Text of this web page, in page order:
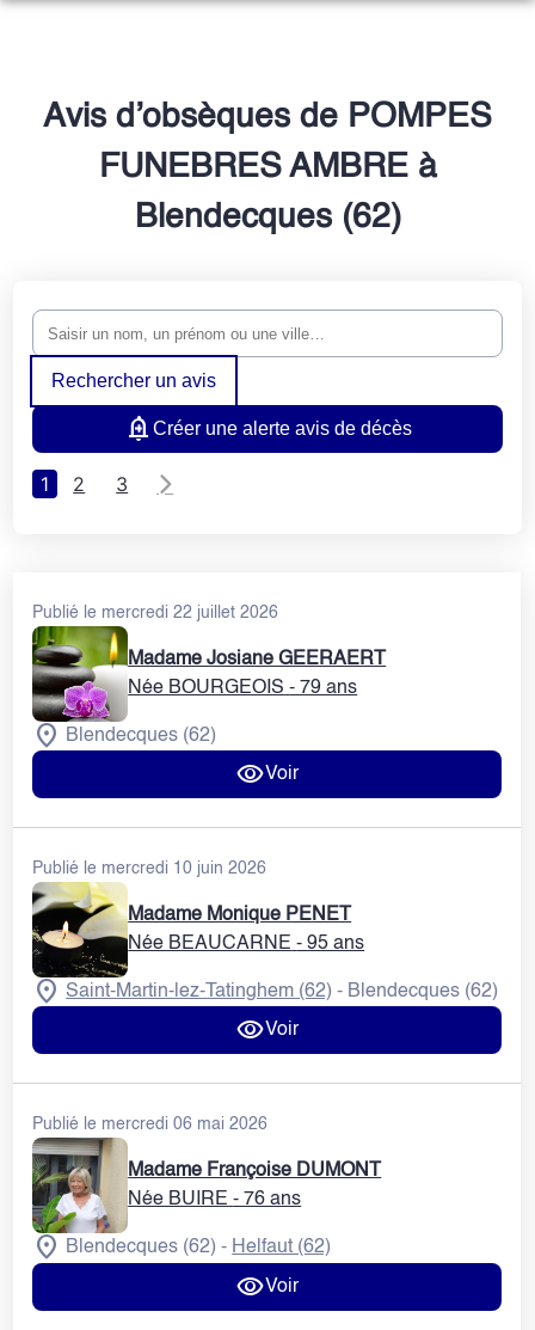
ORGANISER DES OBSÈQUES
PRÉVOIR SES OBSÈQUES
MONUMENTS FUNÉRAIRES
NOTRE CHAMBRE FUNERAIRE
ESPACES HOMMAGES
Avis d’obsèques de POMPES
FUNEBRES AMBRE à
Blendecques (62)
Rechercher un avis
Créer une alerte avis de décès
1 2 3
Publié le mercredi 22 juillet 2026
Madame Josiane GEERAERT
Née BOURGEOIS - 79 ans
Blendecques (62)
Voir
Publié le mercredi 10 juin 2026
Madame Monique PENET
Née BEAUCARNE - 95 ans
Saint-Martin-lez-Tatinghem (62) - Blendecques (62)
Voir
Publié le mercredi 06 mai 2026
Madame Françoise DUMONT
Née BUIRE - 76 ans
Blendecques (62) - Helfaut (62)
Voir